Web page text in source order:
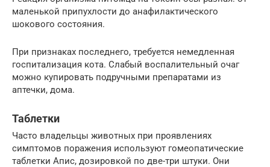
маленькой припухлости до анафилактического
шокового состояния.
При признаках последнего, требуется немедленная
госпитализация кота. Слабый воспалительный очаг
можно купировать подручными препаратами из
аптечки, дома.
Таблетки
Часто владельцы животных при проявлениях
симптомов поражения используют гомеопатические
таблетки Апис, дозировкой по две-три штуки. Они